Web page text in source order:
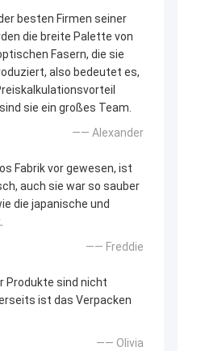
besten Firmen seiner
die breite Palette von
Fasern, die sie
also bedeutet es,
sie ein großes Team.
—— Alexander
Fabrik vor gewesen, ist
auch sie war so sauber
die japanische und
—— Freddie
Produkte sind nicht
ist das Verpacken
—— Olivia